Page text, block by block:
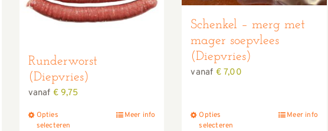
Runderworst
(Diepvries)
vanaf € 9,75
Opties
selecteren
Meer info
Schenkel – merg met
mager soepvlees
(Diepvries)
vanaf €7,00
Opties
selecteren
Meer info